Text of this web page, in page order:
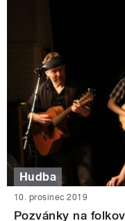
Hudba
10. prosinec 2019
Pozvánky na